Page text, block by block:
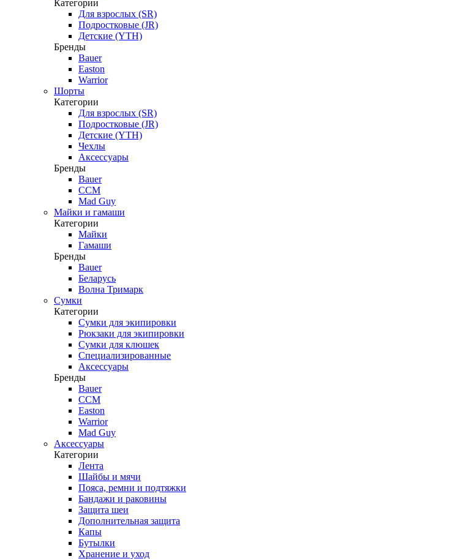
Категории
Для взрослых (SR)
Подростковые (JR)
Детские (YTH)
Бренды
Bauer
Easton
Warrior
Шорты
Категории
Для взрослых (SR)
Подростковые (JR)
Детские (YTH)
Чехлы
Аксессуары
Бренды
Bauer
CCM
Mad Guy
Майки и гамаши
Категории
Майки
Гамаши
Бренды
Bauer
Беларусь
Волна Тримарк
Сумки
Категории
Сумки для экипировки
Рюкзаки для экипировки
Сумки для клюшек
Специализированные
Аксессуары
Бренды
Bauer
CCM
Easton
Warrior
Mad Guy
Аксессуары
Категории
Лента
Шайбы и мячи
Пояса, ремни и подтяжки
Бандажи и раковины
Защита шеи
Дополнительная защита
Капы
Бутылки
Хранение и уход